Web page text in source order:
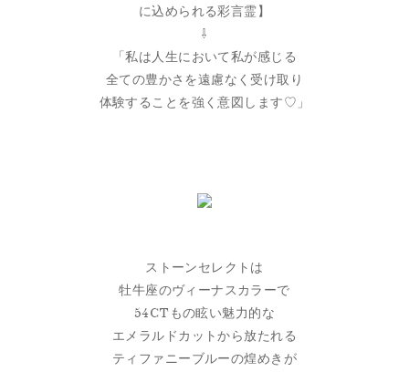
に込められる彩言霊】
⇩
「私は人生において私が感じる
全ての豊かさを遠慮なく受け取り
体験することを強く意図します♡」
ストーンセレクトは
牡牛座のヴィーナスカラーで
54CTもの眩い魅力的な
エメラルドカットから放たれる
ティファニーブルーの煌めきが